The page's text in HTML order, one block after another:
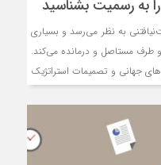
به رسمیت بشناسید
به نظر می‌رسد و بسیاری
دو طرف مستاصل و درمانده می‌کند.
جهانی و تصمیمات استراتژیک
به این تعادل غیرممکن نیست،
بتوانند آگاهانه کار و زندگی‌‌‌
کنند. در ادامه به معرفی این